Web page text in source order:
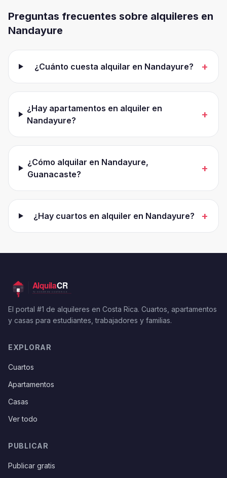
Preguntas frecuentes sobre alquileres en
Nandayure
¿Cuánto cuesta alquilar en Nandayure? +
¿Hay apartamentos en alquiler en
Nandayure?
+
¿Cómo alquilar en Nandayure,
Guanacaste?
+
¿Hay cuartos en alquiler en Nandayure? +
El portal #1 de alquileres en Costa Rica. Cuartos, apartamentos
y casas para estudiantes, trabajadores y familias.
EXPLORAR
Cuartos
Apartamentos
Casas
Ver todo
PUBLICAR
Publicar gratis